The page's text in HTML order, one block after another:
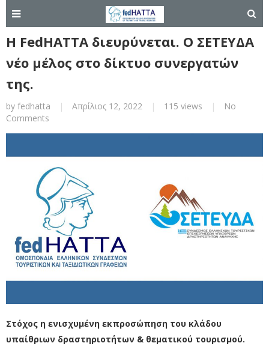
Η FedHATTA διευρύνεται. Ο ΣΕΤΕΥΔΑ
νέο μέλος στο δίκτυο συνεργατών
της.
by fedhatta | Απρίλιος 12, 2022 | 115 views |
No
Comments
Στόχος η ενισχυμένη εκπροσώπηση του κλάδου
υπαίθριων δραστηριοτήτων & θεματικού τουρισμού.